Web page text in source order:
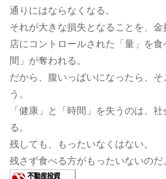
通りにはならなくなる。
それが大きな損失となることを、金
店にコントロールされた「量」を
間」が奪われる。
だから、腹いっぱいになったら、そ
う。
「健康」と「時間」を失うのは、
る。
残しても、もったいなくはない。
残さず食べる方がもったいないのだ